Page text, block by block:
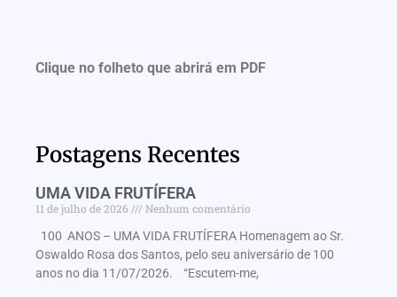
Clique no folheto que abrirá em PDF
Postagens Recentes
UMA VIDA FRUTÍFERA
11 de julho de 2026
Nenhum comentário
100 ANOS – UMA VIDA FRUTÍFERA Homenagem ao Sr.
Oswaldo Rosa dos Santos, pelo seu aniversário de 100
anos no dia 11/07/2026. “Escutem-me,